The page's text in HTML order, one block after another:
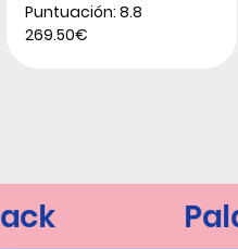
Puntuación: 8.8
269.50€